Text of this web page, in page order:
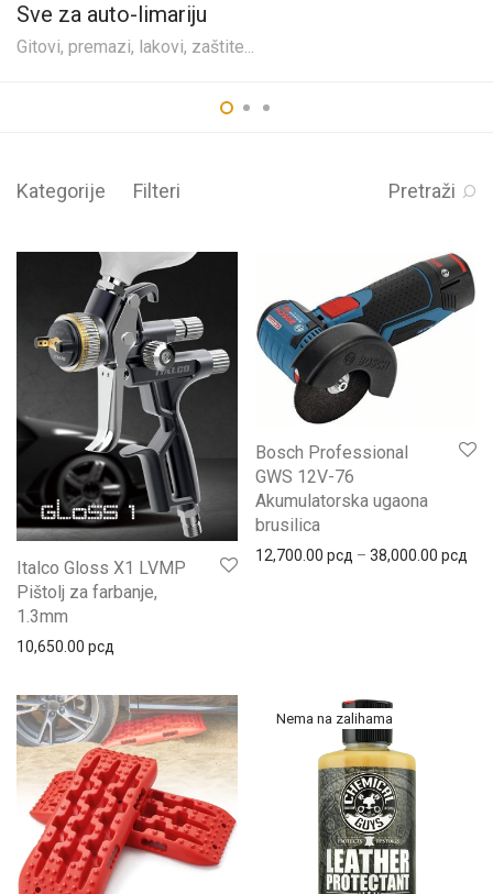
Sve za auto-limariju
Gitovi, premazi, lakovi, zaštite...
Kategorije Filteri Pretraži
Italco Gloss X1 LVMP
Pištolj za farbanje,
1.3mm
10,650.00 рсд
Bosch Professional
GWS 12V-76
Akumulatorska ugaona
brusilica
12,700.00 рсд – 38,000.00 рсд